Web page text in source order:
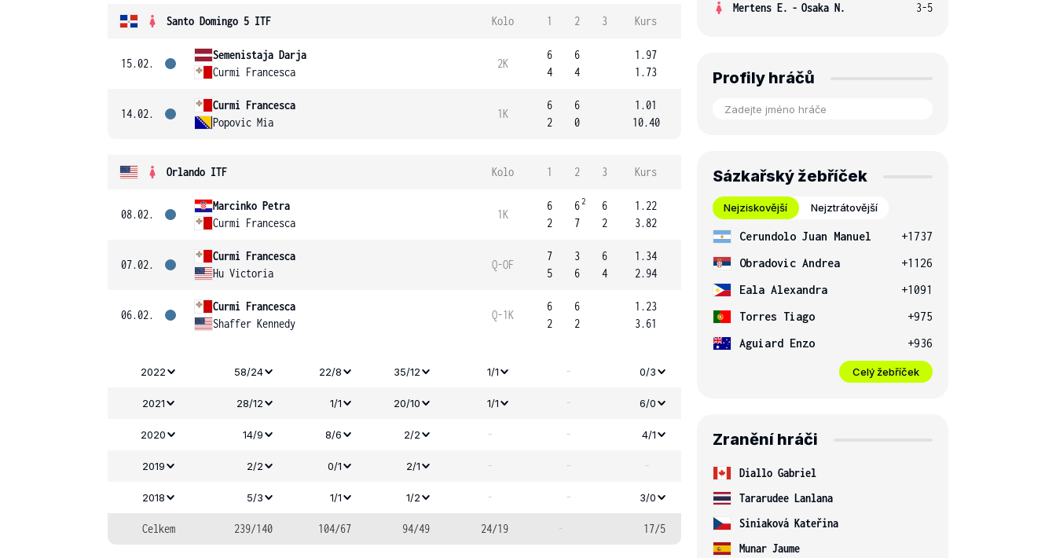
Santo Domingo 5 ITF Kolo 1 2 3 Kurs
15.02.
Semenistaja Darja
Curmi Francesca
2K
6
4
6
4
1.97
1.73
14.02.
Curmi Francesca
Popovic Mia
1K
6
2
6
0
1.01
10.40
Orlando ITF Kolo 1 2 3 Kurs
08.02.
Marcinko Petra
Curmi Francesca
1K
6
2
62
7
6
2
1.22
3.82
07.02.
Curmi Francesca
Hu Victoria
Q-OF
7
5
3
6
6
4
1.34
2.94
06.02.
Curmi Francesca
Shaffer Kennedy
Q-1K
6
2
6
2
1.23
3.61
2022 58/24 22/8 35/12 1/1 - 0/3
2021 28/12 1/1 20/10 1/1 - 6/0
2020 14/9 8/6 2/2 - - 4/1
2019 2/2 0/1 2/1 - - -
2018 5/3 1/1 1/2 - - 3/0
Celkem 239/140 104/67 94/49 24/19 - 17/5
Mertens E. - Osaka N. 3-5
Profily hráčů
Sázkařský žebříček
Nejziskovější Nejztrátovější
Cerundolo Juan Manuel
+1737
Obradovic Andrea
+1126
Eala Alexandra
+1091
Torres Tiago
+975
Aguiard Enzo
+936
Celý žebříček
Zranění hráči
Diallo Gabriel
Tararudee Lanlana
Siniaková Kateřina
Munar Jaume